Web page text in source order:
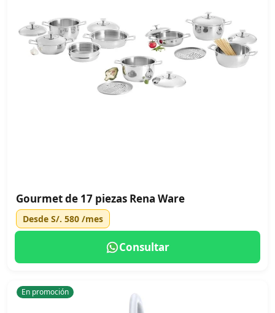
Gourmet de 17 piezas Rena Ware
Desde S/. 580 /mes
Consultar
En promoción